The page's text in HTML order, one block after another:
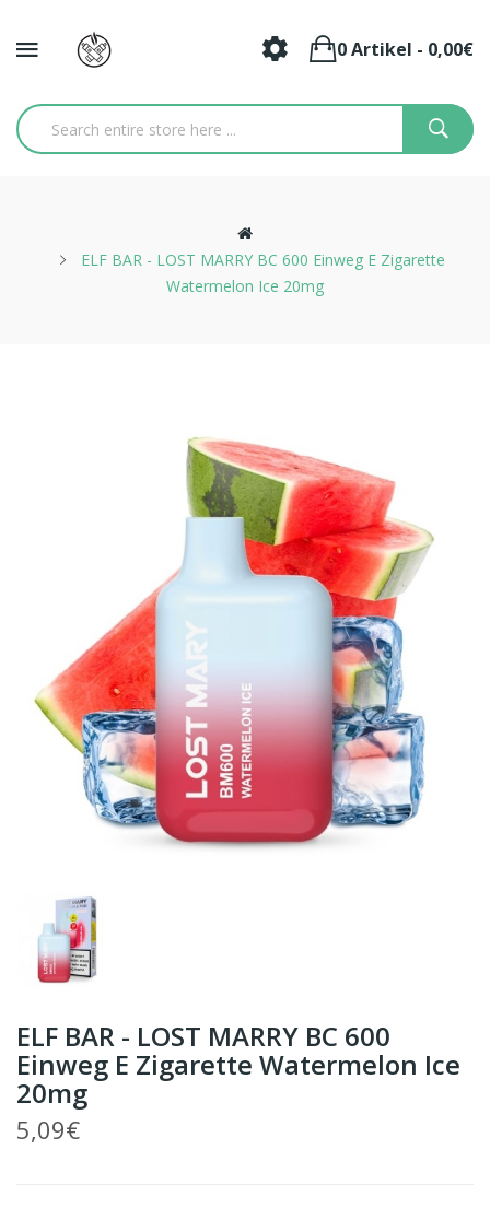
0 Artikel - 0,00€
ELF BAR - LOST MARRY BC 600 Einweg E Zigarette
Watermelon Ice 20mg
ELF BAR - LOST MARRY BC 600
Einweg E Zigarette Watermelon Ice
20mg
5,09€